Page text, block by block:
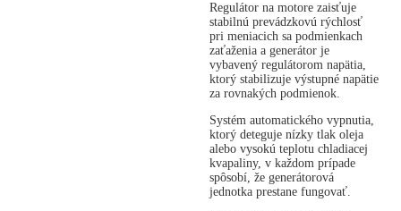
Regulátor na motore zaisťuje
stabilnú prevádzkovú rýchlosť
pri meniacich sa podmienkach
zaťaženia a generátor je
vybavený regulátorom napätia,
ktorý stabilizuje výstupné napätie
za rovnakých podmienok.
Systém automatického vypnutia,
ktorý deteguje nízky tlak oleja
alebo vysokú teplotu chladiacej
kvapaliny, v každom prípade
spôsobí, že generátorová
jednotka prestane fungovať.